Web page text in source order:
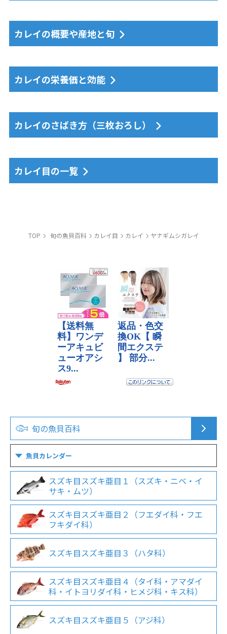
カレイの概要や産地と旬
カレイの栄養価と効能
カレイのさばき方（三枚おろし）
カレイ目の一覧
TOP 旬の魚貝百科 カレイ目 カレイ ヤナギムシガレイ
旬の魚貝百科
魚貝カレンダー
スズキ目スズキ亜目１（スズキ・ニベ・イ
サキ・ムツ）
スズキ目スズキ亜目２（フエダイ科・フエ
フキダイ科）
スズキ目スズキ亜目３（ハタ科）
スズキ目スズキ亜目４（タイ科・アマダイ
科・イトヨリダイ科・ヒメジ科・キス科）
スズキ目スズキ亜目５（アジ科）